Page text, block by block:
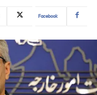
Facebook